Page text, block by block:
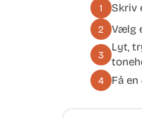
1 Skriv
2 Vælg
3
Lyt,
4 Få